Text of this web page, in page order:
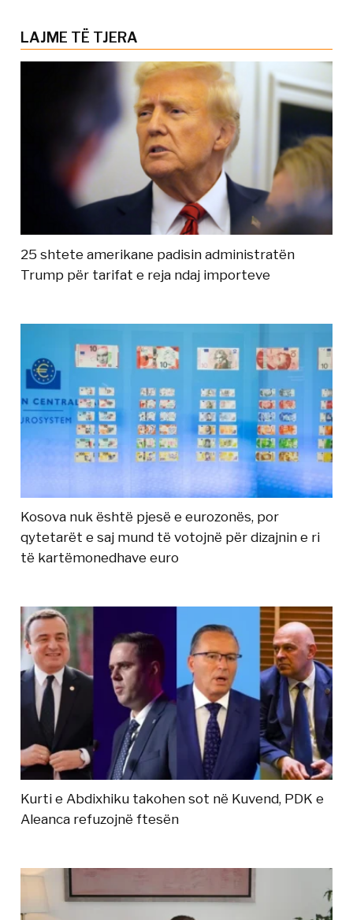
LAJME TË TJERA
25 shtete amerikane padisin administratën
Trump për tarifat e reja ndaj importeve
Kosova nuk është pjesë e eurozonës, por
qytetarët e saj mund të votojnë për dizajnin e ri
të kartëmonedhave euro
Kurti e Abdixhiku takohen sot në Kuvend, PDK e
Aleanca refuzojnë ftesën